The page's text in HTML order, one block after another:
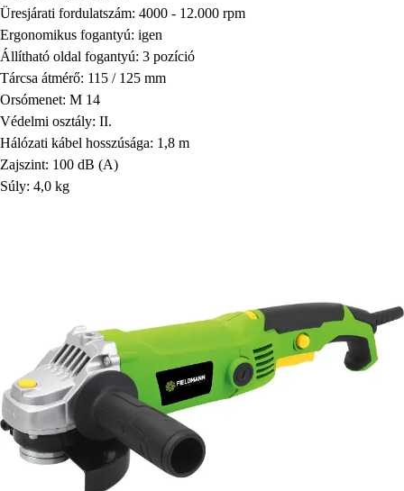
Üresjárati fordulatszám: 4000 - 12.000 rpm
Ergonomikus fogantyú: igen
Állítható oldal fogantyú: 3 pozíció
Tárcsa átmérő: 115 / 125 mm
Orsómenet: M 14
Védelmi osztály: II.
Hálózati kábel hosszúsága: 1,8 m
Zajszint: 100 dB (A)
Súly: 4,0 kg